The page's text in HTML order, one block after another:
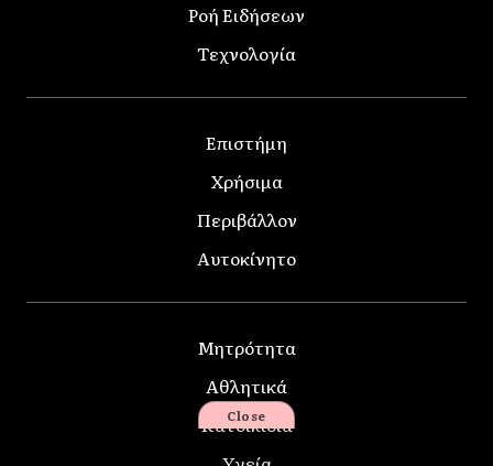
Ροή Ειδήσεων
Τεχνολογία
Επιστήμη
Χρήσιμα
Περιβάλλον
Αυτοκίνητο
Μητρότητα
Αθλητικά
Κατοικίδια
Close